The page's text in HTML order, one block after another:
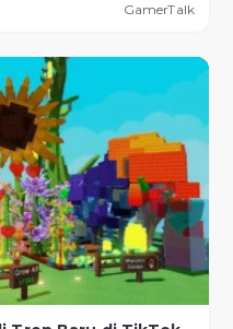
GamerTalk